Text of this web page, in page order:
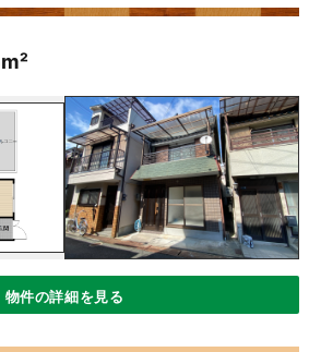
物件の詳細を見る